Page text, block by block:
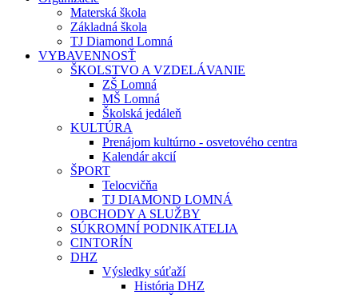
Materská škola
Základná škola
TJ Diamond Lomná
VYBAVENNOSŤ
ŠKOLSTVO A VZDELÁVANIE
ZŠ Lomná
MŠ Lomná
Školská jedáleň
KULTÚRA
Prenájom kultúrno - osvetového centra
Kalendár akcií
ŠPORT
Telocvičňa
TJ DIAMOND LOMNÁ
OBCHODY A SLUŽBY
SÚKROMNÍ PODNIKATELIA
CINTORÍN
DHZ
Výsledky súťaží
História DHZ